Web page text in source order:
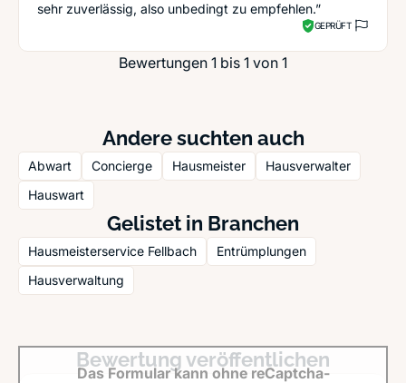
sehr zuverlässig, also unbedingt zu empfehlen.”
GEPRÜFT
Bewertungen 1 bis 1 von 1
Andere suchten auch
Abwart Concierge Hausmeister
Hausverwalter
Hauswart
Gelistet in Branchen
Hausmeisterservice Fellbach
Entrümplungen
Hausverwaltung
Bewertung veröffentlichen
Das Formular kann ohne reCaptcha-